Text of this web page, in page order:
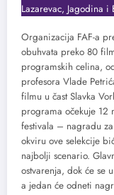
Lazarevac, Jagodina i
Organizacija FAF-a
obuhvata preko 80
programskih celina,
profesora Vlade
filmu u čast Slavka
programa očekuje 12
festivala – nagradu
okviru ove selekcije
najbolji scenario.
ostvarenja, dok će se
a jedan će odneti